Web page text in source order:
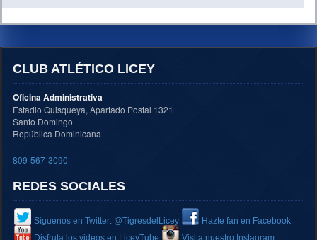
CLUB ATLÉTICO LICEY
Oficina Administrativa
Estadio Quisqueya, Apartado Postal 1321
Santo Domingo
República Dominicana
809-567-3090
REDES SOCIALES
Síguenos en Twitter: @TigresdelLicey
Hazte fan en Facebook
Disfruta los videos en LiceyTube
Visita nuestro Instagram